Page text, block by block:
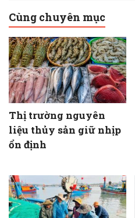
Cùng chuyên mục
Thị trường nguyên
liệu thủy sản giữ nhịp
ổn định